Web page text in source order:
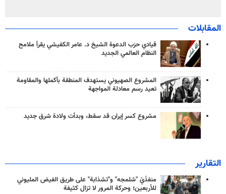
المقابلات
قيادي حزب الدعوة الشيخ د. عامر الكفيشي يقرأ ملامح
النظام العالمي الجديد
المشروع الصهيوني يستهدف المنطقة بأكملها والمقاومة
تعيد رسم معادلة المواجهة
مشروع كسر إيران قد سقط، وبدأت ولادة شرق جديد
التقارير
منفذَيّ "شلمجه" و"تشذابة" على طريق الفيض المليوني
للأربعين؛ وحركة المرور لا تزال كثيفة